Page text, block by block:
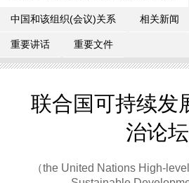
中国和该组织(会议)关系 相关新闻
重要讲话 重要文件
联合国可持续发
治论坛
（the United Nations High-